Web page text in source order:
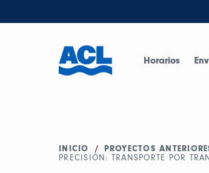
Horarios
INICIO / PROYECTOS
PRECISIÓN: TRANSPORTE POR